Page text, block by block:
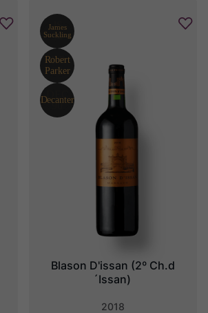
Blason D'issan (2º Ch.d
´Issan)
2018